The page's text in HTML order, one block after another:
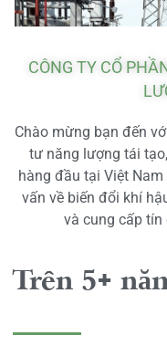
CÔNG TY CỔ
Chào mừng bạn đến
tư năng lượng tái
hàng đầu tại Việt
vấn về biến đổi khí
và cung cấp tín
Trên 5+